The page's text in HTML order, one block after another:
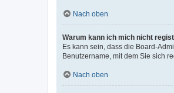
Nach oben
Warum kann ich mich nicht
Es kann sein, dass die Board-
Benutzername, mit dem Sie sich
Nach oben